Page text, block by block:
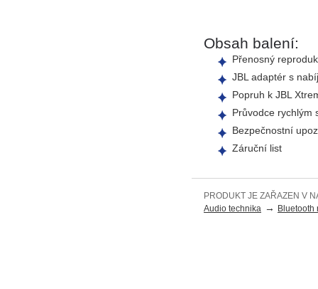
Obsah balení:
Přenosný
JBL adaptér s
Popruh k JBL
Průvodce rychlým
Bezpečnostní
Záruční list
PRODUKT JE ZAŘAZEN V
Audio technika → Bluetooth